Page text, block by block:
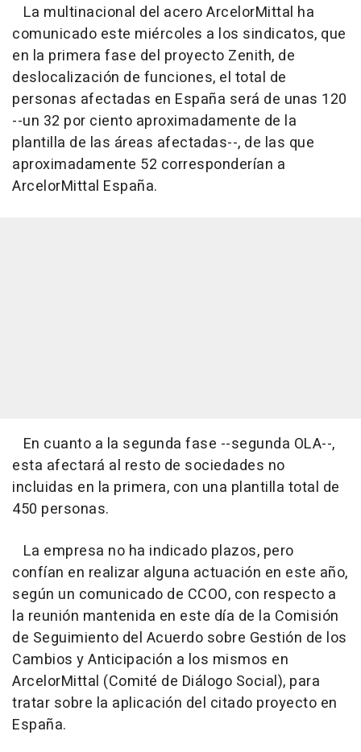
La multinacional del acero ArcelorMittal ha
comunicado este miércoles a los sindicatos, que
en la primera fase del proyecto Zenith, de
deslocalización de funciones, el total de
personas afectadas en España será de unas 120
--un 32 por ciento aproximadamente de la
plantilla de las áreas afectadas--, de las que
aproximadamente 52 corresponderían a
ArcelorMittal España.
En cuanto a la segunda fase --segunda OLA--,
esta afectará al resto de sociedades no
incluidas en la primera, con una plantilla total de
450 personas.
La empresa no ha indicado plazos, pero
confían en realizar alguna actuación en este año,
según un comunicado de CCOO, con respecto a
la reunión mantenida en este día de la Comisión
de Seguimiento del Acuerdo sobre Gestión de los
Cambios y Anticipación a los mismos en
ArcelorMittal (Comité de Diálogo Social), para
tratar sobre la aplicación del citado proyecto en
España.